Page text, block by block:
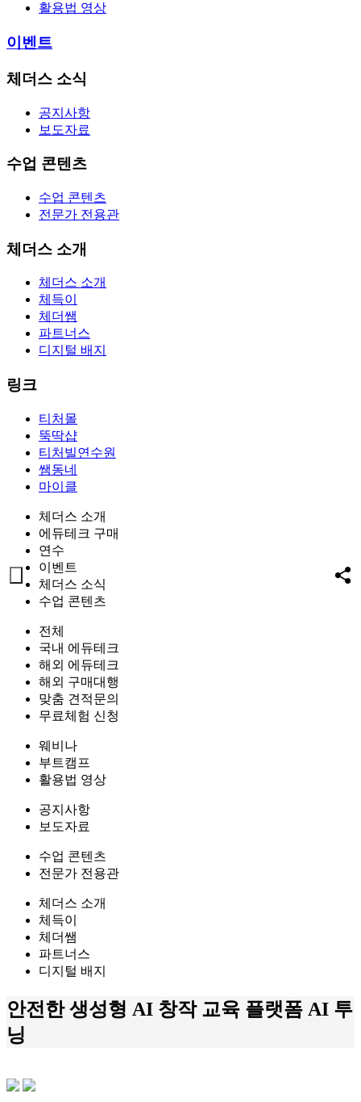
활용법 영상
이벤트
체더스 소식
공지사항
보도자료
수업 콘텐츠
수업 콘텐츠
전문가 전용관
체더스 소개
체더스 소개
체득이
체더쌤
파트너스
디지털 배지
링크
티처몰
뚝딱샵
티처빌연수원
쌤동네
마이클
체더스 소개
에듀테크 구매
연수
이벤트
체더스 소식
수업 콘텐츠
전체
국내 에듀테크
해외 에듀테크
해외 구매대행
맞춤 견적문의
무료체험 신청
웨비나
부트캠프
활용법 영상
공지사항
보도자료
수업 콘텐츠
전문가 전용관
체더스 소개
체득이
체더쌤
파트너스
디지털 배지
안전한 생성형 AI 창작 교육 플랫폼 AI 투
닝